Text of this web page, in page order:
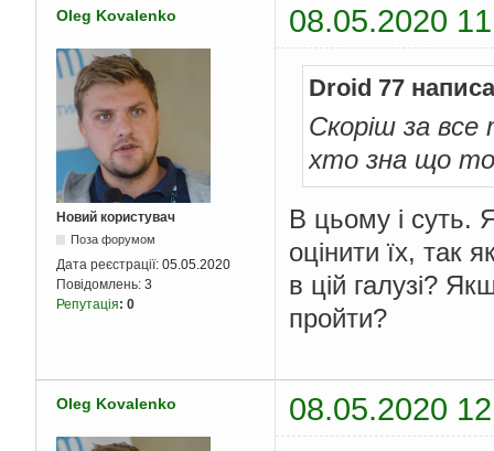
Oleg Kovalenko 08.05.2020
Новий користувач
Поза форумом
Дата реєстрації: 05.05.2020
Повідомлень: 3
Репутація: 0
Droid 77
Скоріш за все
хто зна що то
В цьому і суть.
оцінити їх, так
в цій галузі?
пройти?
Oleg Kovalenko 08.05.2020